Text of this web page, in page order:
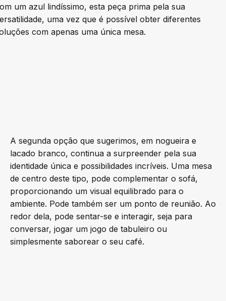
um azul lindíssimo, esta peça prima pela sua
uma vez que é possível obter diferentes
com apenas uma única mesa.
A segunda opção que sugerimos, em nogueira e
lacado branco, continua a surpreender pela sua
identidade única e possibilidades incríveis. Uma mesa
de centro deste tipo, pode complementar o sofá,
proporcionando um visual equilibrado para o
ambiente. Pode também ser um ponto de reunião. Ao
redor dela, pode sentar-se e interagir, seja para
conversar, jogar um jogo de tabuleiro ou
simplesmente saborear o seu café.